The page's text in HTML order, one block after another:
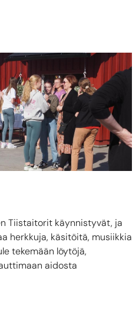
Tiistaitorit käynnistyvät, ja
herkkuja, käsitöitä, musiikkia
tekemään löytöjä,
aidosta